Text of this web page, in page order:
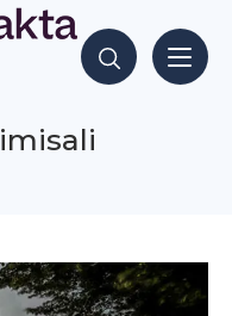
Hae sisältöjä